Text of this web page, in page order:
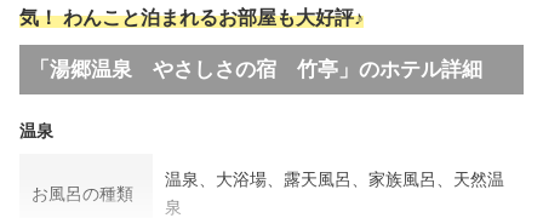
気！ わんこと泊まれるお部屋も大好評♪
「湯郷温泉 やさしさの宿 竹亭」のホテル詳細
温泉
お風呂の種類
温泉、大浴場、露天風呂、家族風呂、天然温
泉